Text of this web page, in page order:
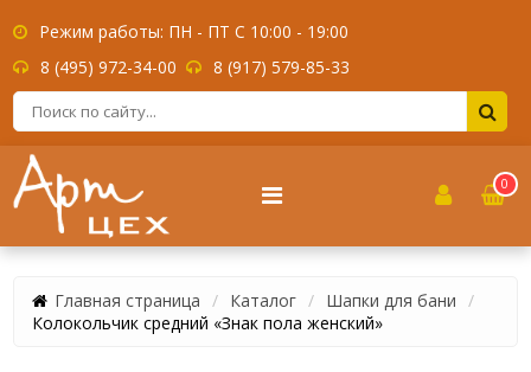
Режим работы: ПН - ПТ С 10:00 - 19:00
8 (495) 972-34-00
8 (917) 579-85-33
0
Главная страница Каталог
Шапки для бани
Колокольчик средний «Знак пола женский»